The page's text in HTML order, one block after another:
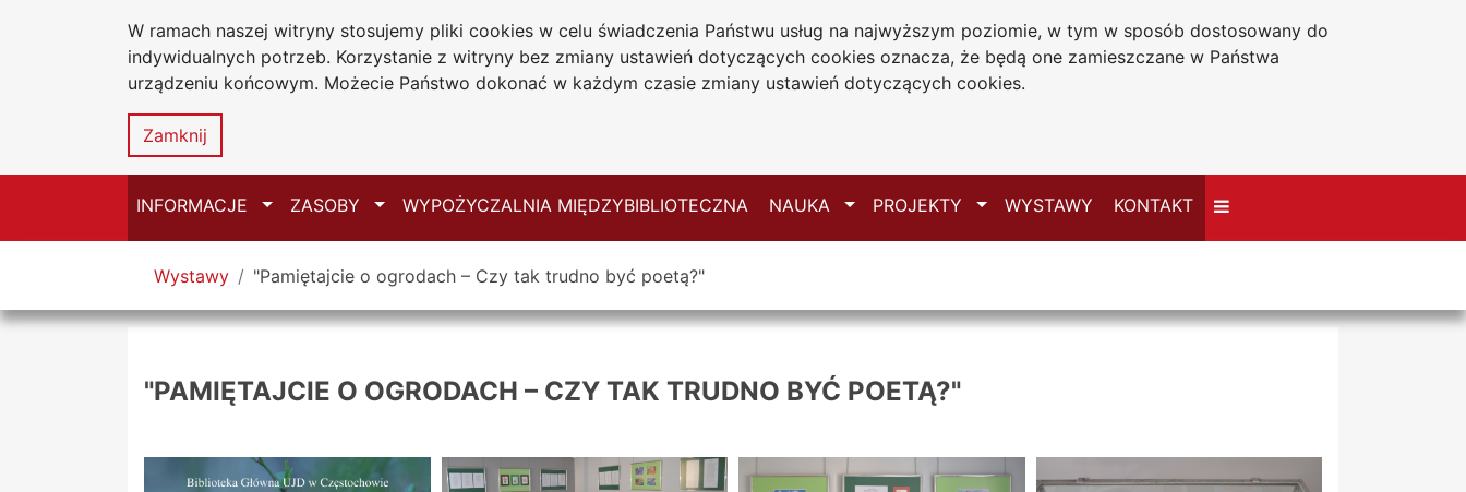
W ramach naszej witryny stosujemy pliki cookies w celu świadczenia Państwu usług na najwyższym poziomie, w tym w sposób dostosowany do
indywidualnych potrzeb. Korzystanie z witryny bez zmiany ustawień dotyczących cookies oznacza, że będą one zamieszczane w Państwa
urządzeniu końcowym. Możecie Państwo dokonać w każdym czasie zmiany ustawień dotyczących cookies.
Zamknij
Przejdź do głównego menu
Przejdź do treści
Przejdź do wyszukiwarki
Przejdź do mapy serwisuBiblioteka Uniwersytecka
Uniwersytetu Jana Długosza
w Częstochowie
Deklaracja dostępności
Mapa serwisu
INFORMACJE Przełącz
ZASOBY Przełącz
WYPOŻYCZALNIA MIĘDZYBIBLIOTECZNA NAUKA Przełącz
PROJEKTY Przełącz
WYSTAWY KONTAKT
Tutaj jesteś
Wystawy "Pamiętajcie o ogrodach – Czy tak trudno być poetą?"
"PAMIĘTAJCIE O OGRODACH – CZY TAK TRUDNO BYĆ POETĄ?"